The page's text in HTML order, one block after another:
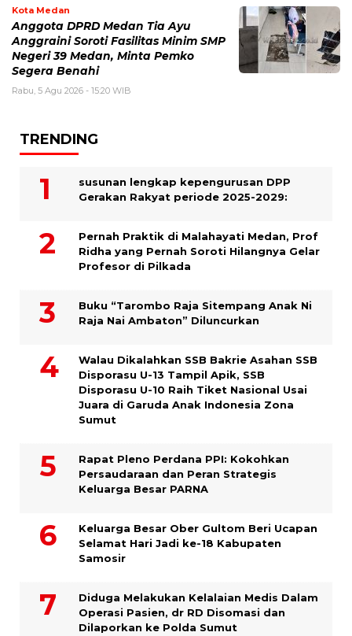
Kota Medan
Anggota DPRD Medan Tia Ayu
Anggraini Soroti Fasilitas Minim SMP
Negeri 39 Medan, Minta Pemko
Segera Benahi
Rabu, 5 Agu 2026 - 15:20 WIB
TRENDING
susunan lengkap kepengurusan DPP
Gerakan Rakyat periode 2025-2029:
Pernah Praktik di Malahayati Medan, Prof
Ridha yang Pernah Soroti Hilangnya Gelar
Profesor di Pilkada
Buku “Tarombo Raja Sitempang Anak Ni
Raja Nai Ambaton” Diluncurkan
Walau Dikalahkan SSB Bakrie Asahan SSB
Disporasu U-13 Tampil Apik, SSB
Disporasu U-10 Raih Tiket Nasional Usai
Juara di Garuda Anak Indonesia Zona
Sumut
Rapat Pleno Perdana PPI: Kokohkan
Persaudaraan dan Peran Strategis
Keluarga Besar PARNA
Keluarga Besar Ober Gultom Beri Ucapan
Selamat Hari Jadi ke-18 Kabupaten
Samosir
Diduga Melakukan Kelalaian Medis Dalam
Operasi Pasien, dr RD Disomasi dan
Dilaporkan ke Polda Sumut